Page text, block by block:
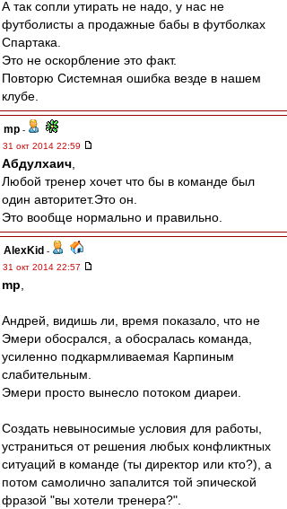
А так сопли утирать не надо, у нас не
футболисты а продажные бабы в футболках
Спартака.
Это не оскорбление это факт.
Повторю Системная ошибка везде в нашем
клубе.
mp -
31 окт 2014 22:59
Абдулхаич
Любой тренер хочет что бы в команде был
один авторитет.Это он.
Это вообще нормально и правильно.
AlexKid -
31 окт 2014 22:57
mp
Андрей, видишь ли, время показало, что не
Эмери обосрался, а обосралась команда,
усиленно подкармливаемая Карпиным
слабительным.
Эмери просто вынесло потоком диареи.
Создать невыносимые условия для работы,
устраниться от решения любых конфликтных
ситуаций в команде (ты директор или кто?), а
потом самолично запалится той эпической
фразой "вы хотели тренера?".